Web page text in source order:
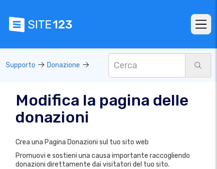
Supporto Donazione
Modifica la pagina delle
donazioni
Crea una Pagina Donazioni sul tuo sito web
Promuovi e sostieni una causa importante raccogliendo
donazioni direttamente dai visitatori del tuo sito.